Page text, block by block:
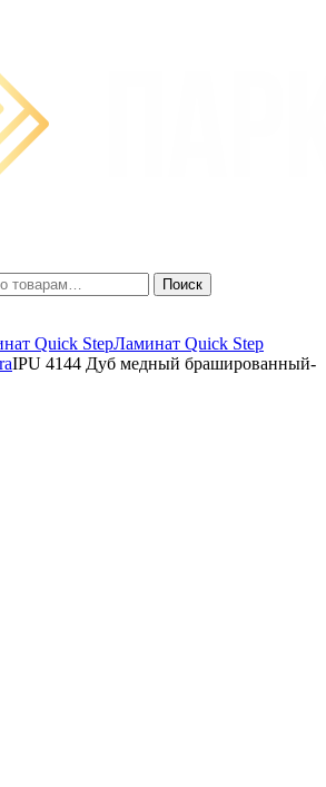
Поиск
Quick StepЛаминат Quick Step
IPU 4144 Дуб медный брашированный-